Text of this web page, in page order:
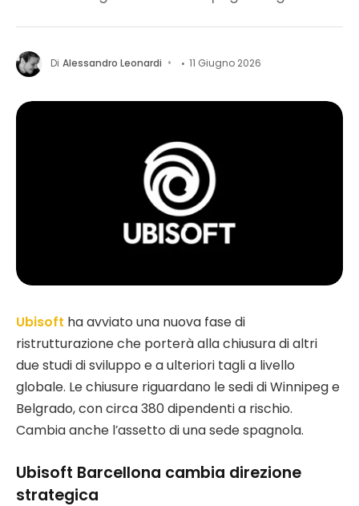
Di Alessandro Leonardi 11 Giugno 2026
Ubisoft ha avviato una nuova fase di
ristrutturazione che porterà alla chiusura di altri
due studi di sviluppo e a ulteriori tagli a livello
globale. Le chiusure riguardano le sedi di Winnipeg e
Belgrado, con circa 380 dipendenti a rischio.
Cambia anche l’assetto di una sede spagnola.
Ubisoft Barcellona cambia direzione
strategica